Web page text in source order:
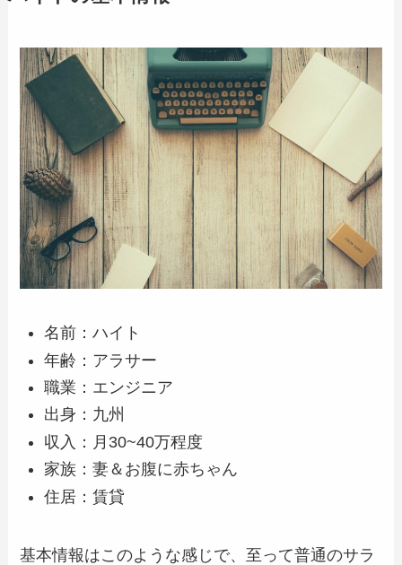
名前：ハイト
年齢：アラサー
職業：エンジニア
出身：九州
収入：月30~40万程度
家族：妻＆お腹に赤ちゃん
住居：賃貸
基本情報はこのような感じで、至って普通のサラ